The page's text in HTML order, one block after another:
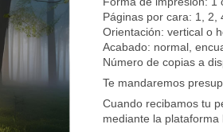
Páginas por cara: 1, 2,
Orientación: vertical o
Acabado: normal,
Número de copias a
Te mandaremos
Cuando recibamos tu
mediante la plataforma